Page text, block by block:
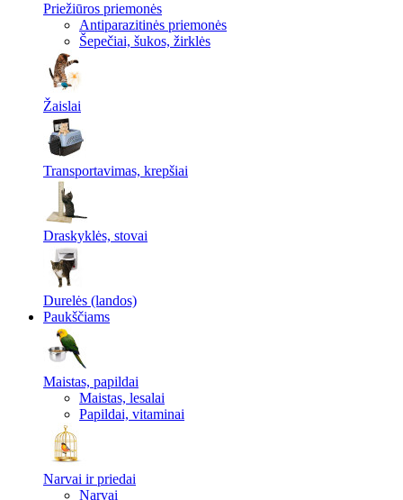
Priežiūros priemonės
Antiparazitinės priemonės
Šepečiai, šukos, žirklės
Žaislai
Transportavimas, krepšiai
Draskyklės, stovai
Durelės (landos)
Paukščiams
Maistas, papildai
Maistas, lesalai
Papildai, vitaminai
Narvai ir priedai
Narvai